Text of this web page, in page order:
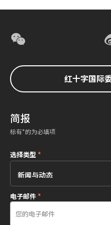
红十字国际
简报
标有*的为必填项
选择类型*
电子邮件*